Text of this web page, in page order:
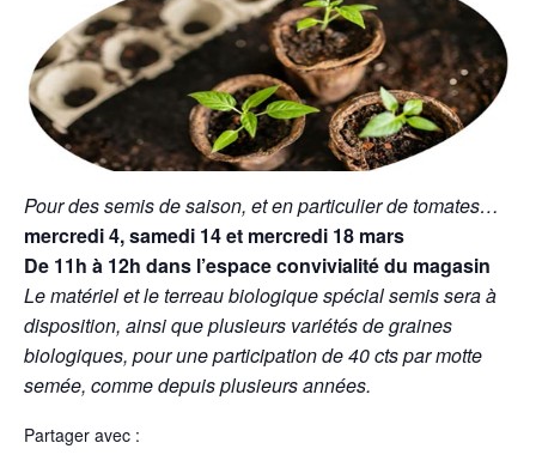
Pour des semis de saison, et en particulier de tomates…
mercredi 4, samedi 14 et mercredi 18 mars
De 11h à 12h dans l’espace convivialité du magasin
Le matériel et le terreau biologique spécial semis sera à
disposition, ainsi que plusieurs variétés de graines
biologiques, pour une participation de 40 cts par motte
semée, comme depuis plusieurs années.
Partager avec :